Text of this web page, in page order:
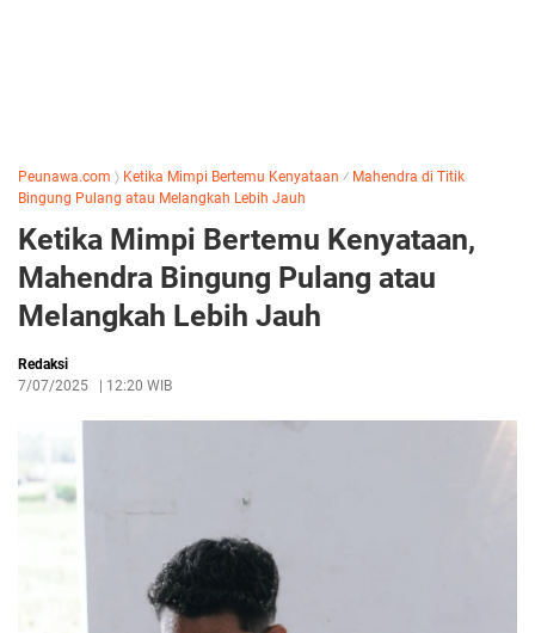
Peunawa.com 〉 Ketika Mimpi Bertemu Kenyataan ⁄ Mahendra di Titik
Bingung Pulang atau Melangkah Lebih Jauh
Ketika Mimpi Bertemu Kenyataan,
Mahendra Bingung Pulang atau
Melangkah Lebih Jauh
Redaksi
7/07/2025
12:20 WIB